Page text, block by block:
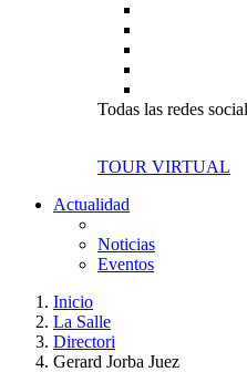
Todas las redes
TOUR VIRTUAL
Actualidad
Noticias
Eventos
Inicio
La Salle
Directori
Gerard Jorba Juez